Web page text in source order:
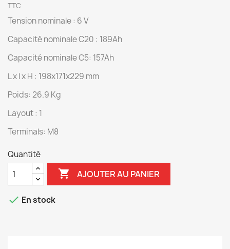
TTC
Tension nominale : 6 V
Capacité nominale C20 : 189Ah
Capacité nominale C5: 157Ah
L x l x H : 198x171x229 mm
Poids: 26.9 Kg
Layout : 1
Terminals: M8
Quantité
 AJOUTER AU PANIER
 En stock